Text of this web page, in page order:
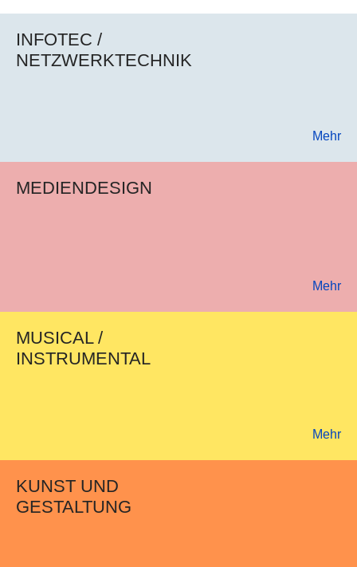
INFOTEC /
NETZWERKTECHNIK
Mehr
MEDIENDESIGN
Mehr
MUSICAL /
INSTRUMENTAL
Mehr
KUNST UND
GESTALTUNG